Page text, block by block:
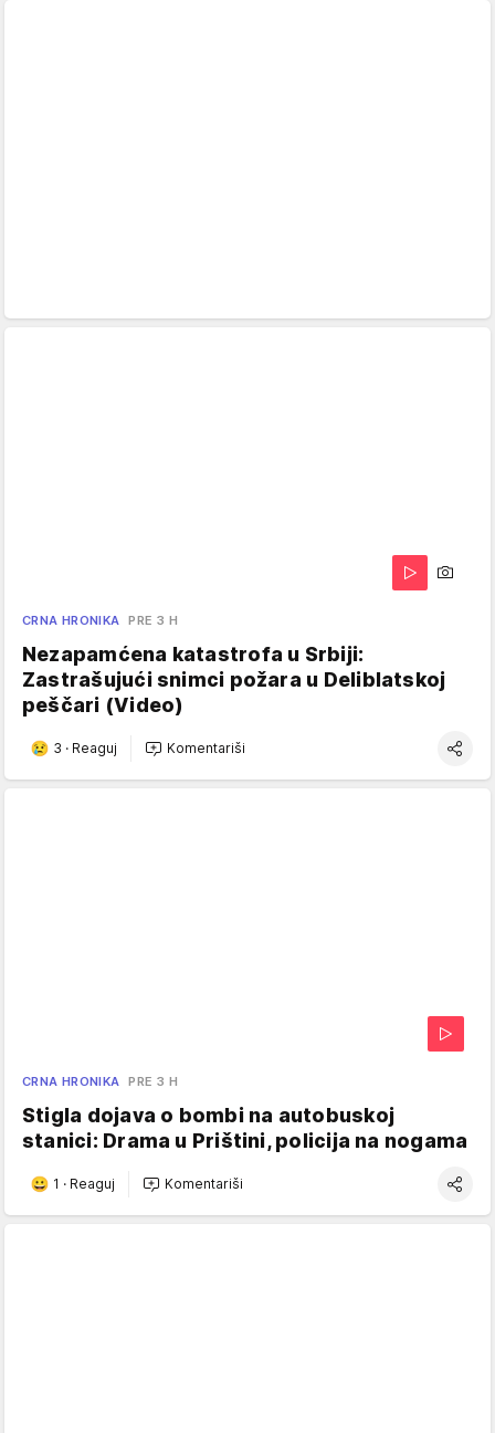
CRNA HRONIKA PRE 3 H
Nezapamćena katastrofa u Srbiji:
Zastrašujući snimci požara u Deliblatskoj
peščari (Video)
3 · Reaguj Komentariši
CRNA HRONIKA PRE 3 H
Stigla dojava o bombi na autobuskoj
stanici: Drama u Prištini, policija na nogama
1 · Reaguj Komentariši